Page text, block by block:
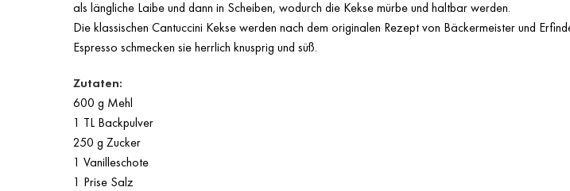
als längliche Laibe und dann in Scheiben, wodurch die Kekse mürbe und haltbar werden.
Die klassischen Cantuccini Kekse werden nach dem originalen Rezept von Bäckermeister und
Espresso schmecken sie herrlich knusprig und süß.
Zutaten:
600 g Mehl
1 TL Backpulver
250 g Zucker
1 Vanilleschote
1 Prise Salz